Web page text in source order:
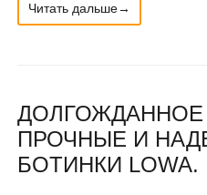
Читать дальше→
ДОЛГОЖДАННОЕ
ПРОЧНЫЕ И
БОТИНКИ LOWA.